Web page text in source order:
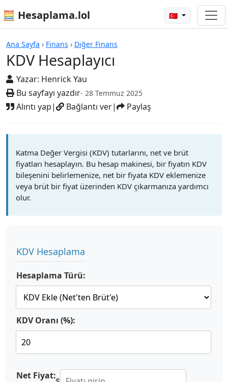
🧮 Hesaplama.lol 🇹🇷
Ana Sayfa › Finans › Diğer Finans
KDV Hesaplayıcı
Yazar: Henrick Yau
Bu sayfayı yazdır- 28 Temmuz 2025
Alıntı yap| Bağlantı ver| Paylaş
Hesap Makineleri
Katma Değer Vergisi (KDV) tutarlarını, net ve brüt
fiyatları hesaplayın. Bu hesap makinesi, bir fiyatın KDV
bileşenini belirlemenize, net bir fiyata KDV eklemenize
veya brüt bir fiyat üzerinden KDV çıkarmanıza yardımcı
olur.
KDV Hesaplama
Hesaplama Türü:
KDV Oranı (%):
Net Fiyat: